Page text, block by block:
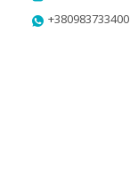
+380983733400